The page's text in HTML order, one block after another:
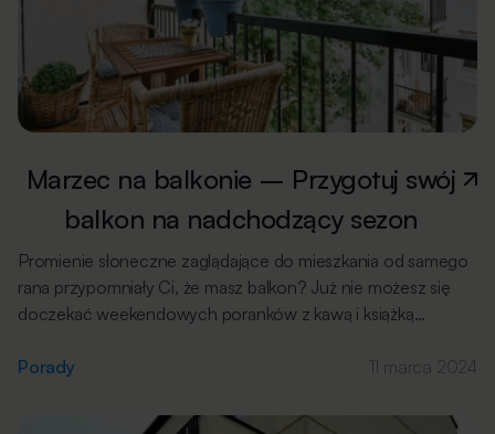
Marzec na balkonie – Przygotuj swój
balkon na nadchodzący sezon
Promienie słoneczne zaglądające do mieszkania od samego
rana przypomniały Ci, że masz balkon? Już nie możesz się
doczekać weekendowych poranków z kawą i książką
warzywa i kwiaty i zaczynasz już zastanawiać się nad nowymi
przygotowywać swój balkon na lato. Czyszczenie i naprawa
Porady 11 marca 2024